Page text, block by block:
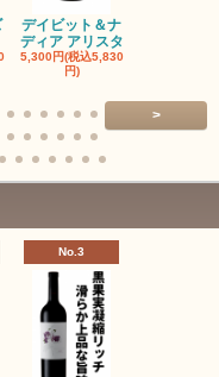
デイビット＆ナ
ディア アリスタ
5,300円(税込5,830
円)
>
No.3